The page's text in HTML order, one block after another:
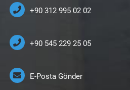
+90 312 995 02 02
+90 545 229 25 05
E-Posta Gönder